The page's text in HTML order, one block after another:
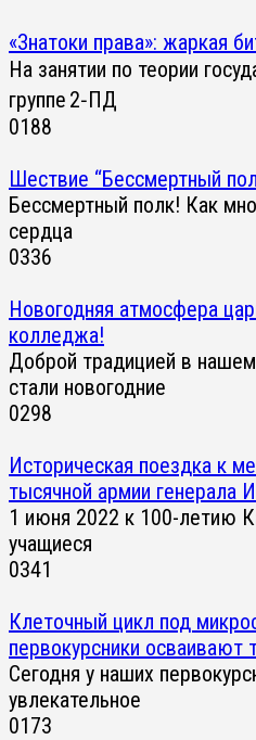
«Знатоки права»: жаркая
На занятии по теории
группе 2‑ПД
0188
Шествие “Бессмертный
Бессмертный полк! Как
сердца
0336
Новогодняя атмосфера
колледжа!
Доброй традицией в
стали новогодние
0298
Историческая поездка к
тысячной армии генерала
1 июня 2022 к 100-летию
учащиеся
0341
Клеточный цикл под
первокурсники осваивают
Сегодня у наших
увлекательное
0173